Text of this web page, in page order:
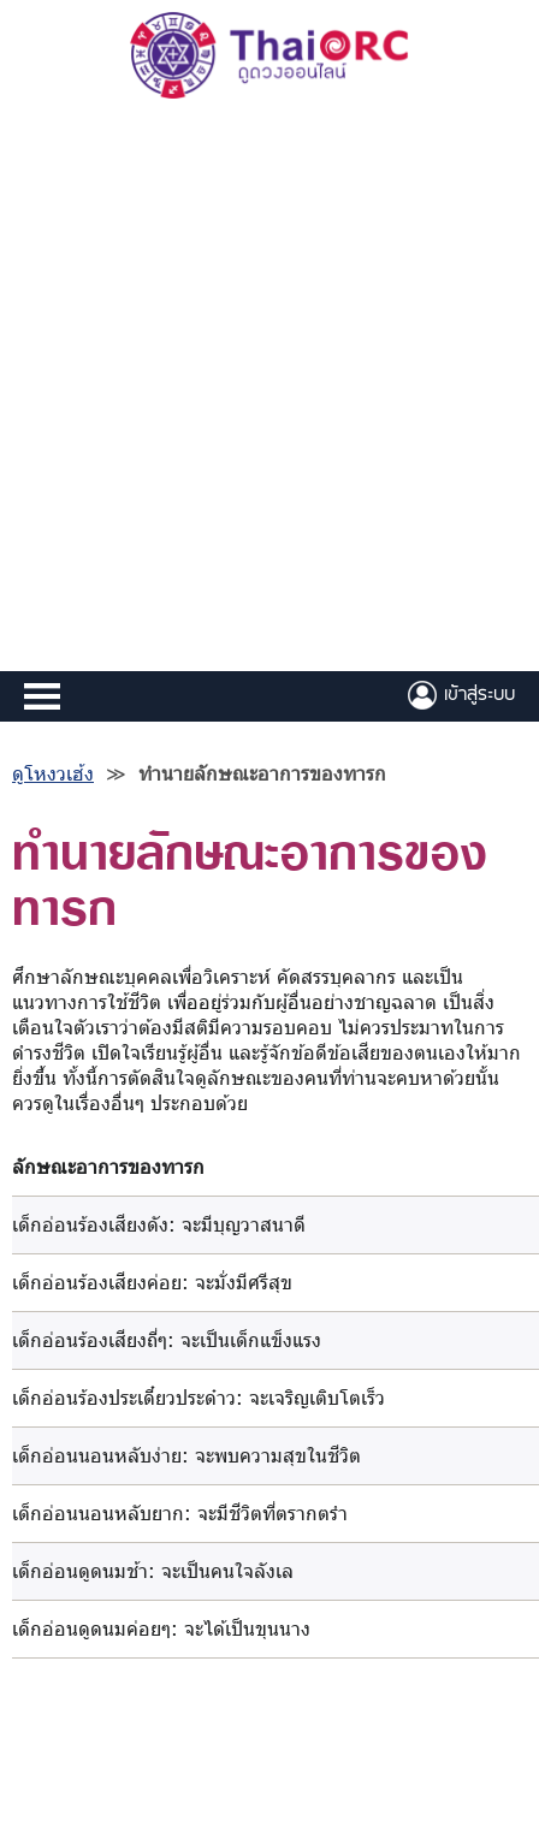
เข้าสู่ระบบ
ดูโหงวเฮ้ง ≫ ทำนายลักษณะอาการของทารก
ทำนายลักษณะอาการของ
ทารก
ศึกษาลักษณะบุคคลเพื่อวิเคราะห์ คัดสรรบุคลากร และเป็น
แนวทางการใช้ชีวิต เพื่ออยู่ร่วมกับผู้อื่นอย่างชาญฉลาด เป็นสิ่ง
เตือนใจตัวเราว่าต้องมีสติมีความรอบคอบ ไม่ควรประมาทในการ
ดำรงชีวิต เปิดใจเรียนรู้ผู้อื่น และรู้จักข้อดีข้อเสียของตนเองให้มาก
ยิ่งขึ้น ทั้งนี้การตัดสินใจดูลักษณะของคนที่ท่านจะคบหาด้วยนั้น
ควรดูในเรื่องอื่นๆ ประกอบด้วย
ลักษณะอาการของทารก
เด็กอ่อนร้องเสียงดัง: จะมีบุญวาสนาดี
เด็กอ่อนร้องเสียงค่อย: จะมั่งมีศรีสุข
เด็กอ่อนร้องเสียงถี่ๆ: จะเป็นเด็กแข็งแรง
เด็กอ่อนร้องประเดี๋ยวประด๋าว: จะเจริญเติบโตเร็ว
เด็กอ่อนนอนหลับง่าย: จะพบความสุขในชีวิต
เด็กอ่อนนอนหลับยาก: จะมีชีวิตที่ตรากตรำ
เด็กอ่อนดูดนมช้า: จะเป็นคนใจลังเล
เด็กอ่อนดูดนมค่อยๆ: จะได้เป็นขุนนาง